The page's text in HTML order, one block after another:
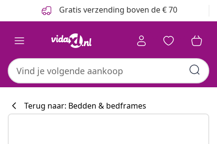
Gratis verzending boven de € 70
Terug naar: Bedden & bedframes